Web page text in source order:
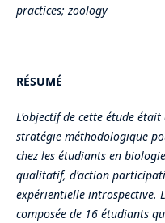
practices; zoology
RÉSUMÉ
L'objectif de cette étude
stratégie méthodologique
chez les étudiants en
qualitatif, d'action
expérientielle introspective.
composée de 16 étudiants